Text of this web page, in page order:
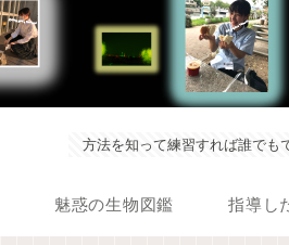
方法を知って練習すれば誰でも
魅惑の生物図鑑 指導し